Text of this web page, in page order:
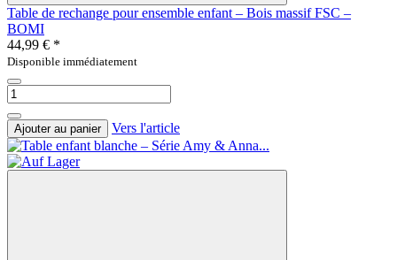
Table de rechange pour ensemble enfant – Bois massif FSC –
BOMI
44,99 € *
Disponible immédiatement
Ajouter au panier Vers l'article